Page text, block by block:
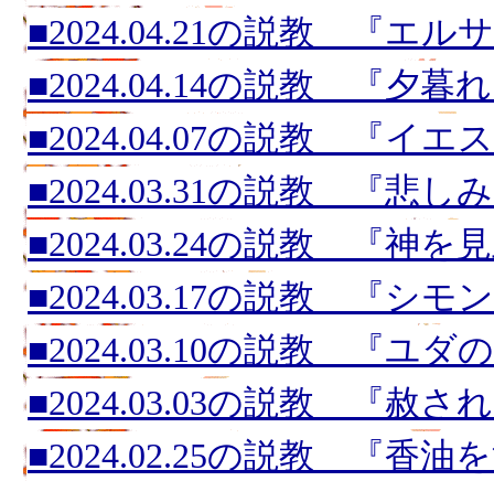
■2024.04.21の説教 『エル
■2024.04.14の説教 『夕暮
■2024.04.07の説教 『イエ
■2024.03.31の説教 『悲し
■2024.03.24の説教 『神を
■2024.03.17の説教 『シモ
■2024.03.10の説教 『ユダ
■2024.03.03の説教 『赦さ
■2024.02.25の説教 『香油